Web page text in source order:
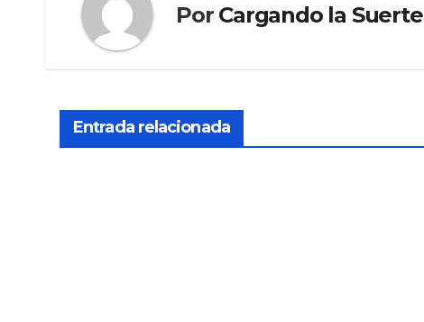
Por Cargando la Suerte
Entrada relacionada